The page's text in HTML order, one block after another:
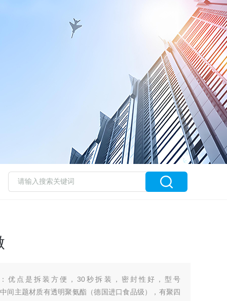
优点是拆装方便，30秒拆装，密封性好，型号
间主题材质有透明聚氨酯（德国进口食品级），有聚四